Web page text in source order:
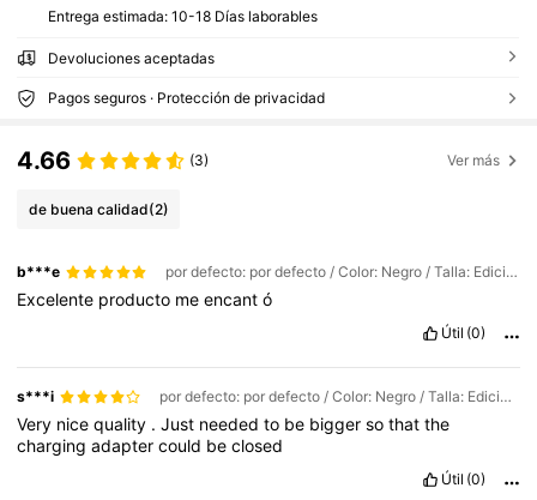
Entrega estimada: 10-18 Días laborables
Devoluciones aceptadas
Pagos seguros · Protección de privacidad
4.66 (3) Ver más
de buena calidad(2)
b***e por defecto: por defecto / Color: Negro / Talla: Edición Premium: negro y azul
Excelente producto meencantó
Útil (0)
s***i por defecto: por defecto / Color: Negro / Talla: Edición Premium: negro y azul
Very nicequality .Just neededto be biggersothatthe
chargingadaptercould beclosed
Útil (0)